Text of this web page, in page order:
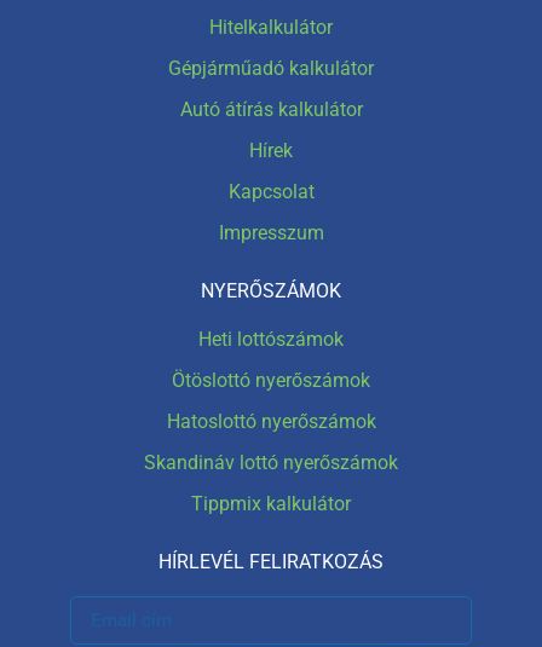
Hitelkalkulátor
Gépjárműadó kalkulátor
Autó átírás kalkulátor
Hírek
Kapcsolat
Impresszum
NYERŐSZÁMOK
Heti lottószámok
Ötöslottó nyerőszámok
Hatoslottó nyerőszámok
Skandináv lottó nyerőszámok
Tippmix kalkulátor
HÍRLEVÉL FELIRATKOZÁS